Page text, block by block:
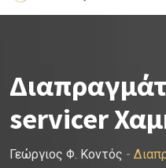
servicer
Γεώργιος Φ. Κοντός -